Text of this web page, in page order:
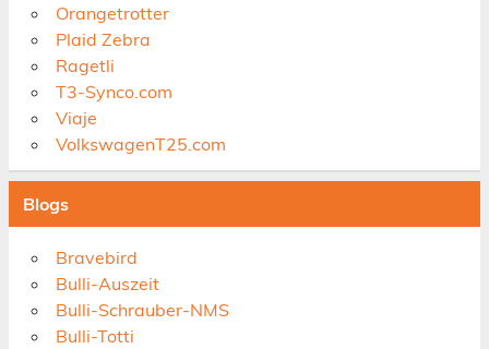
Orangetrotter
Plaid Zebra
Ragetli
T3-Synco.com
Viaje
VolkswagenT25.com
Blogs
Bravebird
Bulli-Auszeit
Bulli-Schrauber-NMS
Bulli-Totti